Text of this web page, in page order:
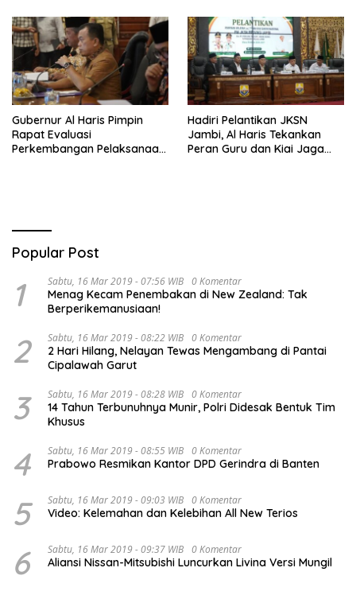
Gubernur Al Haris Pimpin
Rapat Evaluasi
Perkembangan Pelaksanaan
Hadiri Pelantikan JKSN
Jambi, Al Haris Tekankan
Peran Guru dan Kiai Jaga
Popular Post
1 Sabtu, 16 Mar 2019 - 07:56 WIB 0 Komentar
Menag Kecam Penembakan di New Zealand: Tak
Berperikemanusiaan!
2 Sabtu, 16 Mar 2019 - 08:22 WIB 0 Komentar
2 Hari Hilang, Nelayan Tewas Mengambang di Pantai
Cipalawah Garut
3 Sabtu, 16 Mar 2019 - 08:28 WIB 0 Komentar
14 Tahun Terbunuhnya Munir, Polri Didesak Bentuk Tim
Khusus
4 Sabtu, 16 Mar 2019 - 08:55 WIB 0 Komentar
Prabowo Resmikan Kantor DPD Gerindra di Banten
5 Sabtu, 16 Mar 2019 - 09:03 WIB 0 Komentar
Video: Kelemahan dan Kelebihan All New Terios
6 Sabtu, 16 Mar 2019 - 09:37 WIB 0 Komentar
Aliansi Nissan-Mitsubishi Luncurkan Livina Versi Mungil